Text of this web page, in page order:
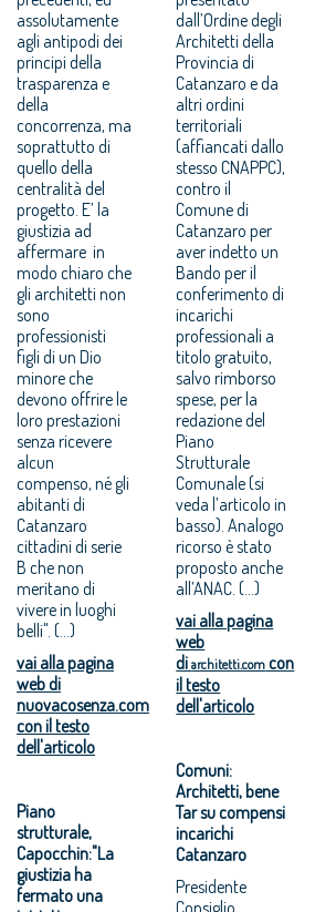
assolutamente
agli antipodi dei
principi della
trasparenza e
della
concorrenza, ma
soprattutto di
quello della
centralità del
progetto. E’ la
giustizia ad
affermare in
modo chiaro che
gli architetti non
sono
professionisti
figli di un Dio
minore che
devono offrire le
loro prestazioni
senza ricevere
alcun
compenso, né gli
abitanti di
Catanzaro
cittadini di serie
B che non
meritano di
vivere in luoghi
belli". (...)
vai alla pagina
web di
nuovacosenza.com
con il testo
dell'articolo
Piano
strutturale,
Capocchin:"La
giustizia ha
fermato una
dall’Ordine degli
Architetti della
Provincia di
Catanzaro e da
altri ordini
territoriali
(affiancati dallo
stesso CNAPPC),
contro il
Comune di
Catanzaro per
aver indetto un
Bando per il
conferimento di
incarichi
professionali a
titolo gratuito,
salvo rimborso
spese, per la
redazione del
Piano
Strutturale
Comunale (si
veda l’articolo in
basso). Analogo
ricorso è stato
proposto anche
all’ANAC. (...)
vai alla pagina
web
diarchitetti.com con
il testo
dell'articolo
Comuni:
Architetti, bene
Tar su compensi
incarichi
Catanzaro
Presidente
Consiglio